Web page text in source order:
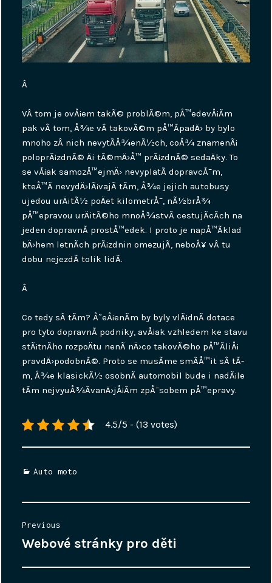
Â
VÂ tom je ovÅ¡em takÃ© problÃ©m, pÅ™edevÅ¡Ã­m
pak vÂ tom, Å¾e vÂ takovÃ©m pÅ™Ã­padÄ› by bylo
mnoho zÂ nich nevytÃ­Å¾enÃ½ch, coÅ¾ znamenÃ¡
poloprÃ¡zdnÃ© Äi tÃ©mÄ›Å™ prÃ¡zdnÃ© sedaÄky. To
se vÅ¡ak samozÅ™ejmÄ› nevyplatÃ­ dopravcÅ¯m,
kteÅ™Ã­ nevydÄ›lÃ¡vajÃ­ tÃ­m, Å¾e jejich autobusy
ujedou urÄitÃ½ poÄet kilometrÅ¯, nÃ½brÅ¾
pÅ™epravou urÄitÃ©ho mnoÅ¾stvÃ­ cestujÃ­cÃ­ch na
jeden dopravnÃ­ prostÅ™edek. I proto je napÅ™Ã­klad
bÄ›hem letnÃ­ch prÃ¡zdnin omezujÃ­, neboÅ¥ vÂ tu
dobu nejezdÃ­ tolik lidÃ­.
Â
Co tedy sÂ tÃ­m? Å˜eÅ¡enÃ­m by byly vlÃ¡dnÃ­ dotace
pro tyto dopravnÃ­ podniky, avÅ¡ak vzhledem ke stavu
stÃ¡tnÃ­ho rozpoÄtu nenÃ­ nÄ›co takovÃ©ho pÅ™Ã­liÅ¡
pravdÄ›podobnÃ©. Proto se musÃ­me smÃ­Å™it sÂ tÃ­
m, Å¾e klasickÃ½ osobnÃ­ automobil bude i nadÃ¡le
tÃ­m nejvyuÅ¾Ã­vanÄ›jÅ¡Ã­m zpÅ¯sobem pÅ™epravy.
4.5/5 - (13 votes)
Categories
Auto moto
navigation
Previous
Previous
Webové stránky pro děti